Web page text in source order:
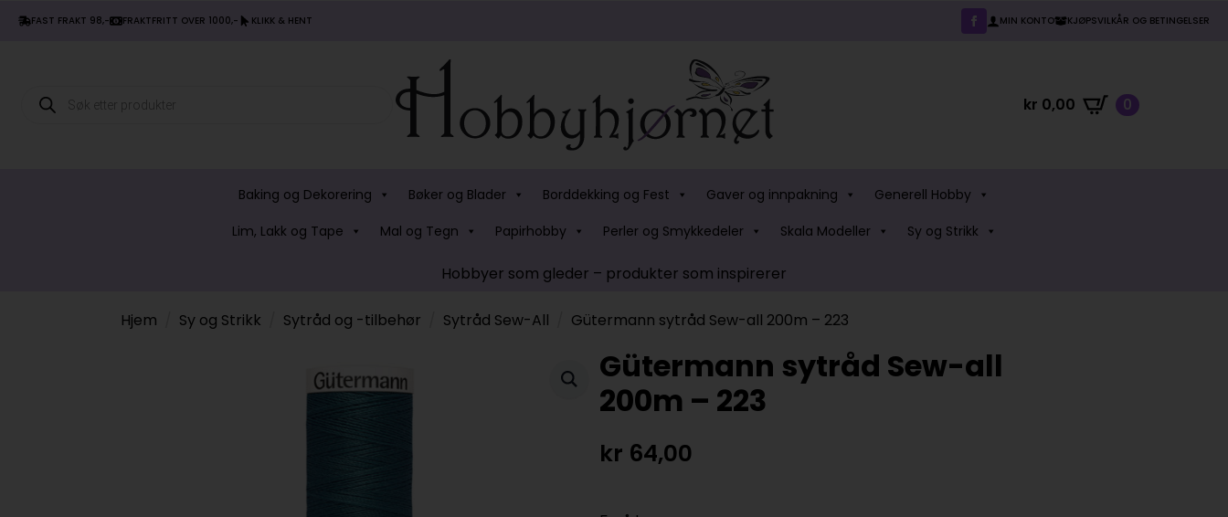
FAST FRAKT 98,- FRAKTFRITT OVER 1000,- KLIKK & HENT MIN KONTO KJØPSVILKÅR OG BETINGELSER
Products
search kr 0,00 0
Baking og Dekorering Bøker og Blader Borddekking og Fest Gaver og innpakning
Generell Hobby
Lim, Lakk og Tape
Mal og Tegn Papirhobby Perler og Smykkedeler Skala Modeller Sy og Strikk
Hobbyer som gleder – produkter som inspirerer
Hjem Sy og Strikk Sytråd og -tilbehør Sytråd Sew-All Gütermann sytråd Sew-all 200m – 223
Gütermann sytråd Sew-all
200m – 223
kr 64,00